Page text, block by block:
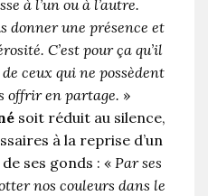
à l’un ou à l’autre.
donner une présence et
C’est pour ça qu’il
ceux qui ne possèdent
offrir en partage. »
soit réduit au silence,
à la reprise d’un
ses gonds : « Par ses
nos cou­leurs dans le